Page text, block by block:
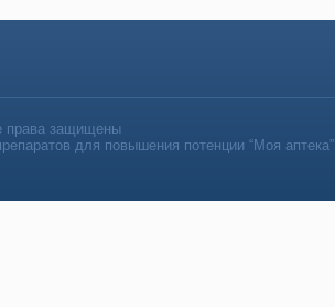
права защищены
для повышения потенции “Моя